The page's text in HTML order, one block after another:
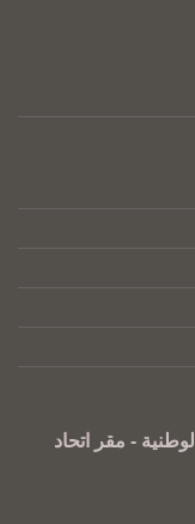
- مقر اتحاد